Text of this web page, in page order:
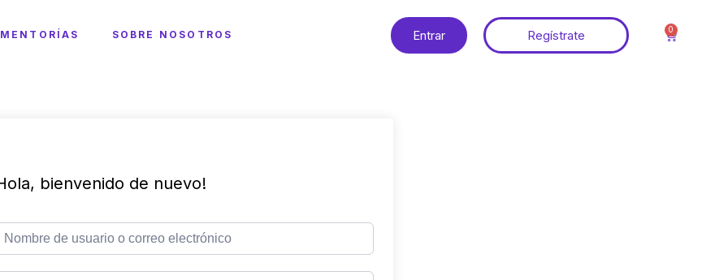
MENTORÍAS SOBRE NOSOTROS Entrar Regístrate 0
bienvenido de nuevo!